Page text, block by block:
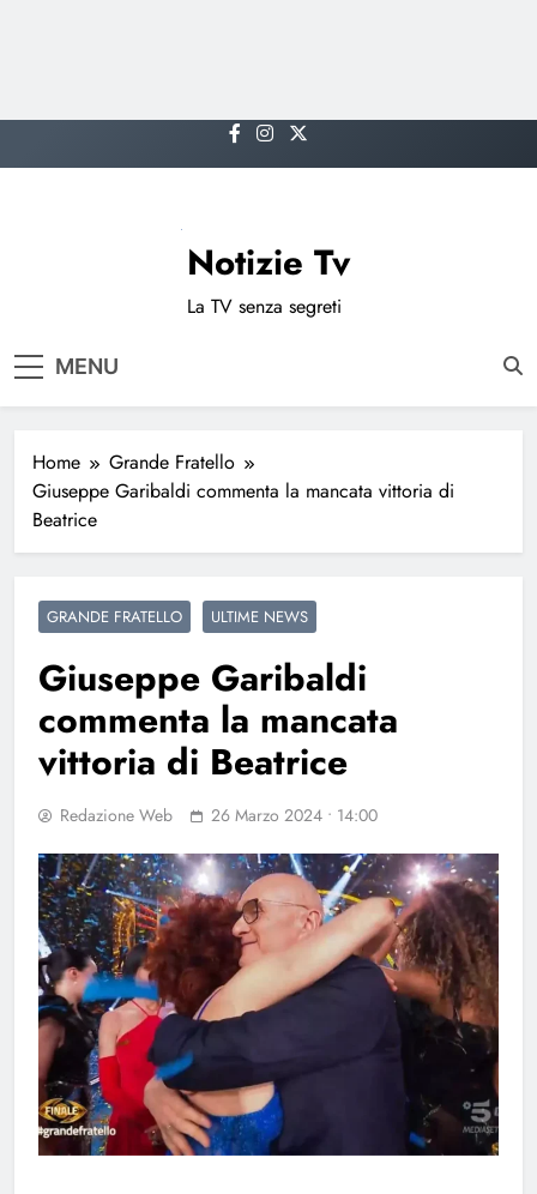
to
Notizie Tv
La TV senza segreti
MENU
Home
Grande Fratello
Giuseppe Garibaldi commenta la mancata vittoria di
Beatrice
GRANDE FRATELLO ULTIME NEWS
Giuseppe Garibaldi
commenta la mancata
vittoria di Beatrice
Redazione Web 26 Marzo 2024 • 14:00